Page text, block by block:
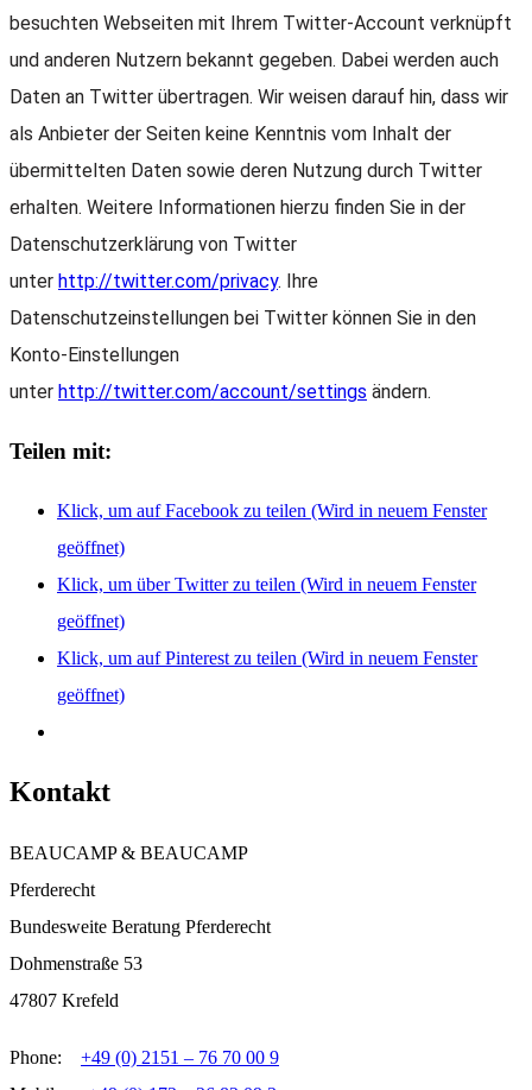
besuchten Webseiten mit Ihrem Twitter-Account verknüpft
und anderen Nutzern bekannt gegeben. Dabei werden auch
Daten an Twitter übertragen. Wir weisen darauf hin, dass wir
als Anbieter der Seiten keine Kenntnis vom Inhalt der
übermittelten Daten sowie deren Nutzung durch Twitter
erhalten. Weitere Informationen hierzu finden Sie in der
Datenschutzerklärung von Twitter
unter http://twitter.com/privacy. Ihre
Datenschutzeinstellungen bei Twitter können Sie in den
Konto-Einstellungen
unter http://twitter.com/account/settings ändern.
Teilen mit:
Klick, um auf Facebook zu teilen (Wird in neuem Fenster
geöffnet)
Klick, um über Twitter zu teilen (Wird in neuem Fenster
geöffnet)
Klick, um auf Pinterest zu teilen (Wird in neuem Fenster
geöffnet)
Kontakt
BEAUCAMP & BEAUCAMP
Pferderecht
Bundesweite Beratung Pferderecht
Dohmenstraße 53
47807 Krefeld
Phone: +49 (0) 2151 – 76 70 00 9